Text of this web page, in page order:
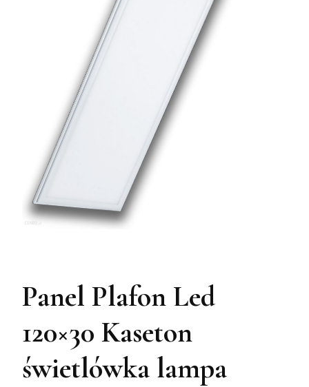
Panel Plafon Led
120×30 Kaseton
świetlówka lampa